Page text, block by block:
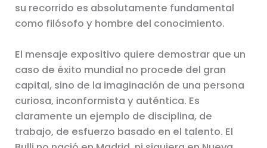
su recorrido es absolutamente fundamental
como filósofo y hombre del conocimiento.
El mensaje expositivo quiere demostrar que un
caso de éxito mundial no procede del gran
capital, sino de la imaginación de una persona
curiosa, inconformista y auténtica. Es
claramente un ejemplo de disciplina, de
trabajo, de esfuerzo basado en el talento. El